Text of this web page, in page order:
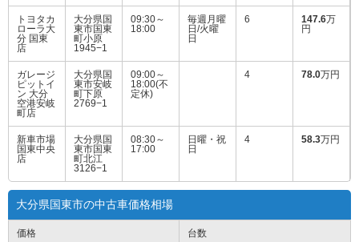
トヨタカ
ローラ大
分 国東
店
大分県国
東市国東
町小原
1945−1
09:30～
18:00
毎週月曜
日/火曜
日
6 147.6万
円
ガレージ
ピットイ
ン 大分
空港安岐
町店
大分県国
東市安岐
町下原
2769−1
09:00～
18:00(不
定休)
4 78.0万円
新車市場
国東中央
店
大分県国
東市国東
町北江
3126−1
08:30～
17:00
日曜・祝
日
4 58.3万円
大分県国東市の中古車価格相場
価格 台数